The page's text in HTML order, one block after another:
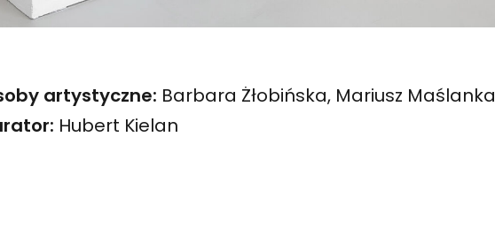
artystyczne: Barbara Żłobińska, Mariusz Maślanka
Hubert Kielan